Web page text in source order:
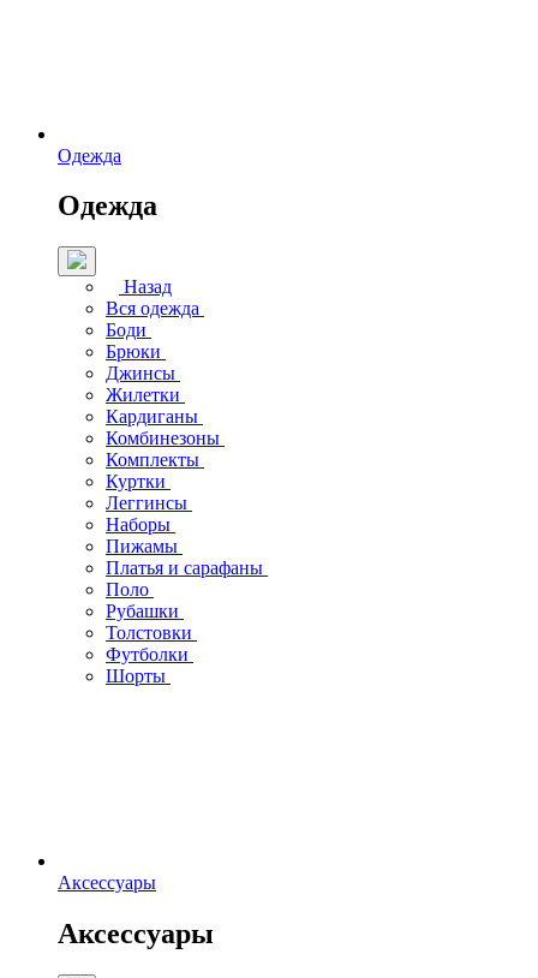
Одежда
Одежда
Назад
Вся одежда
Боди
Брюки
Джинсы
Жилетки
Кардиганы
Комбинезоны
Комплекты
Куртки
Леггинсы
Наборы
Пижамы
Платья и сарафаны
Поло
Рубашки
Толстовки
Футболки
Шорты
Аксессуары
Аксессуары